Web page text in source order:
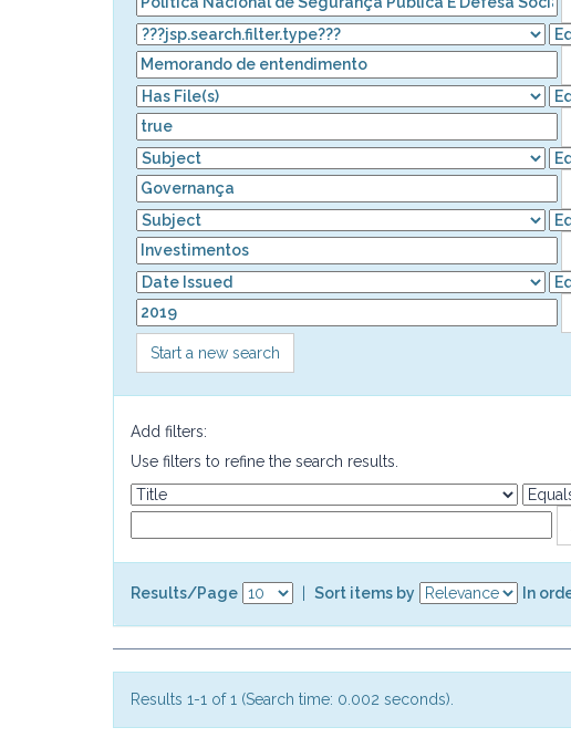
Start a new search
Add filters:
Use filters to refine the search results.
Results/Page Sort items by In
Results 1-1 of 1 (Search time: 0.002 seconds).